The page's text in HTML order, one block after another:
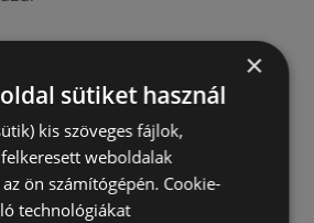
×
sütiket használ
kis szöveges fájlok,
weboldalak
ön számítógépén. Cookie-
technológiákat